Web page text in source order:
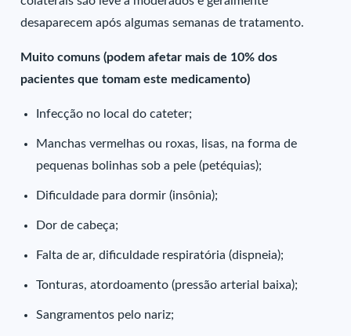
desaparecem após algumas semanas de tratamento.
Muito comuns (podem afetar mais de 10% dos
pacientes que tomam este medicamento)
Infecção no local do cateter;
Manchas vermelhas ou roxas, lisas, na forma de
pequenas bolinhas sob a pele (petéquias);
Dificuldade para dormir (insônia);
Dor de cabeça;
Falta de ar, dificuldade respiratória (dispneia);
Tonturas, atordoamento (pressão arterial baixa);
Sangramentos pelo nariz;